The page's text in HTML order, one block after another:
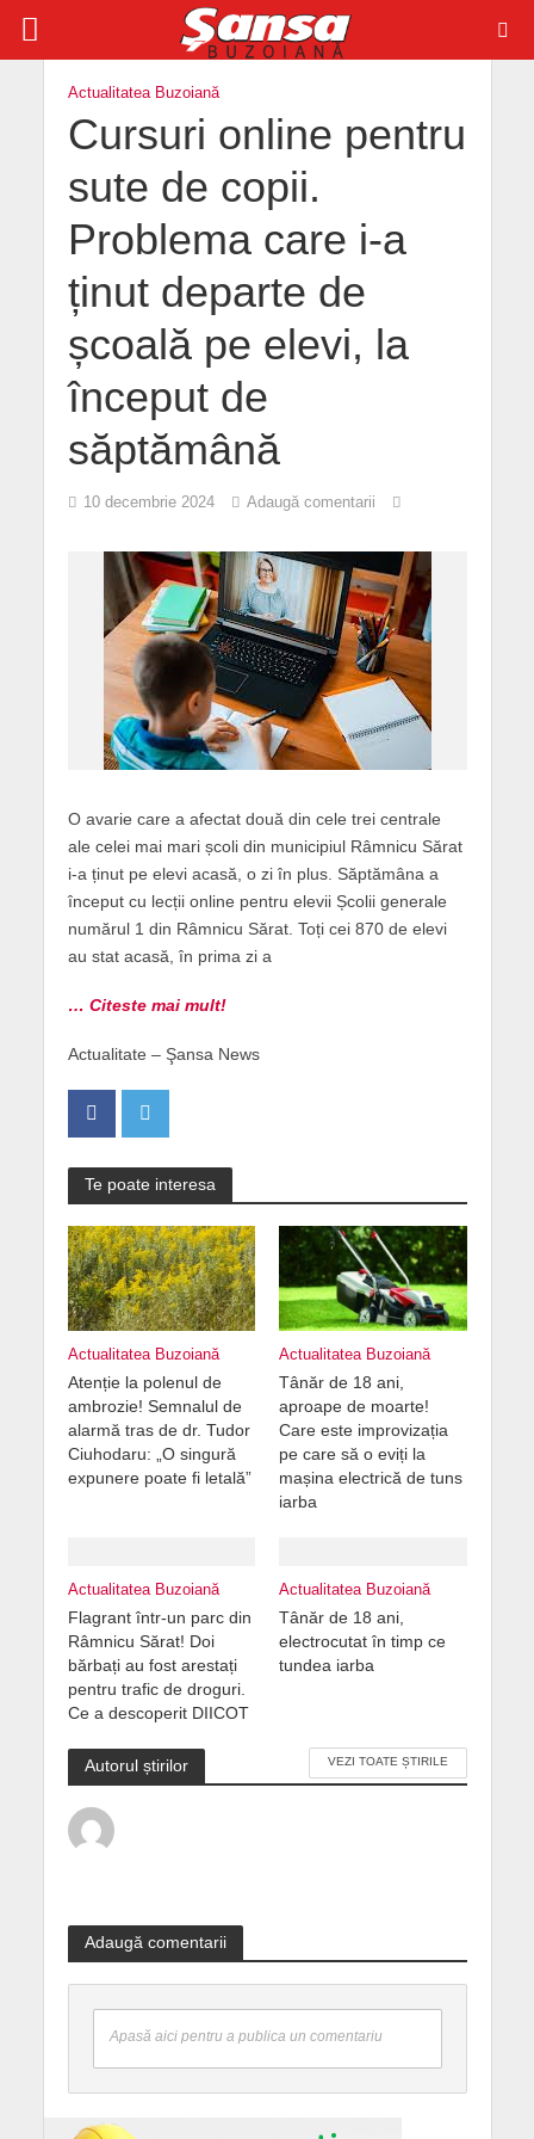
Actualitatea Buzoiană
Cursuri online pentru
sute de copii.
Problema care i-a
ținut departe de
școală pe elevi, la
început de
săptămână
10 decembrie 2024 Adaugă comentarii
O avarie care a afectat două din cele trei centrale
ale celei mai mari școli din municipiul Râmnicu Sărat
i-a ținut pe elevi acasă, o zi în plus. Săptămâna a
început cu lecții online pentru elevii Școlii generale
numărul 1 din Râmnicu Sărat. Toți cei 870 de elevi
au stat acasă, în prima zi a
… Citeste mai mult!
Actualitate – Şansa News
Te poate interesa
Actualitatea Buzoiană
Atenție la polenul de
ambrozie! Semnalul de
alarmă tras de dr. Tudor
Ciuhodaru: „O singură
expunere poate fi letală”
Actualitatea Buzoiană
Tânăr de 18 ani,
aproape de moarte!
Care este improvizația
pe care să o eviți la
mașina electrică de tuns
iarba
Actualitatea Buzoiană
Flagrant într-un parc din
Râmnicu Sărat! Doi
bărbați au fost arestați
pentru trafic de droguri.
Ce a descoperit DIICOT
Actualitatea Buzoiană
Tânăr de 18 ani,
electrocutat în timp ce
tundea iarba
Autorul știrilor VEZI TOATE ȘTIRILE
Adaugă comentarii
Apasă aici pentru a publica un comentariu